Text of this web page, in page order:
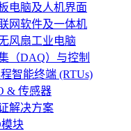
电脑及人机界面
网软件及一体机
风扇工业电脑
（DAQ）与控制
智能终端 (RTUs)
& 传感器
解决方案
块